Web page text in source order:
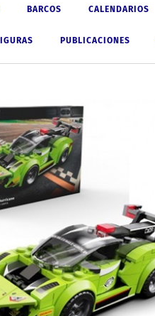
BARCOS CALENDARIOS
PUBLICACIONES